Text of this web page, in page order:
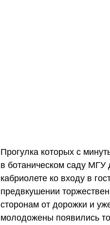
Прогулка которых с
в ботаническом саду
кабриолете ко входу в
предвкушении
сторонам от дорожки и
молодожены появились